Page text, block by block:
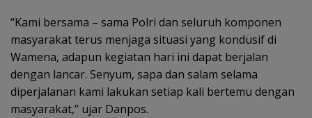
“Kami bersama – sama Polri dan seluruh komponen
masyarakat terus menjaga situasi yang kondusif di
Wamena, adapun kegiatan hari ini dapat berjalan
dengan lancar. Senyum, sapa dan salam selama
diperjalanan kami lakukan setiap kali bertemu dengan
masyarakat,’’ ujar Danpos.